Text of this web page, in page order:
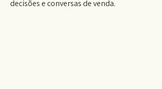
decisões e conversas de venda.